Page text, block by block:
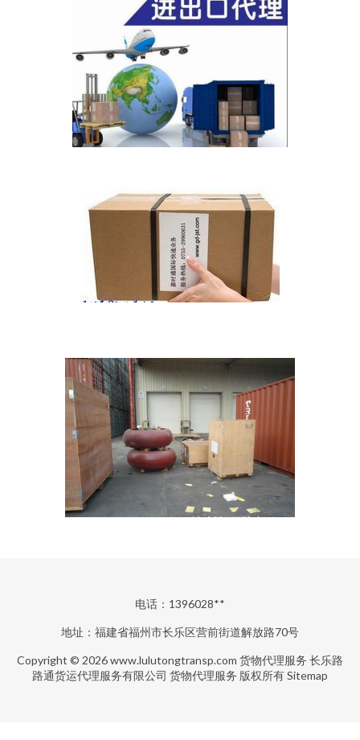
电话：1396028**
地址：福建省福州市长乐区营前街道解放路70号
Copyright © 2026www.lulutongtransp.com 货物代理服务 长乐路
路通货运代理服务有限公司 货物代理服务 版权所有Sitemap